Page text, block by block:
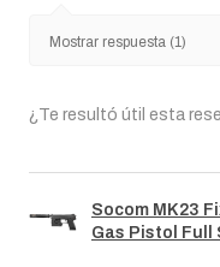
Mostrar respuesta (1)
¿Te resultó útil esta
Socom MK23
Gas Pistol Full